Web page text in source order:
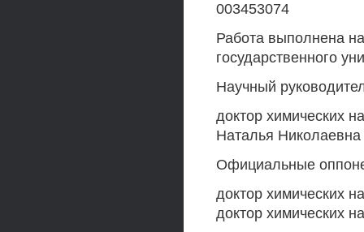
003453074
Работа выполнена
государственного
Научный
доктор химических
Наталья Николаевна
Официальные
доктор химических
доктор химических